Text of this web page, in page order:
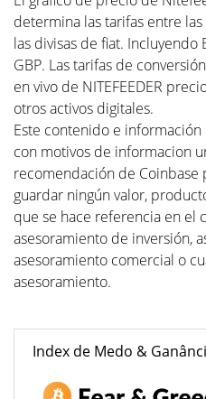
determina las tarifas entre
las divisas de fiat. Incluyendo
GBP. Las tarifas de
en vivo de NITEFEEDER
otros activos digitales.
Este contenido e
con motivos de informacion
recomendación de Coinbase
guardar ningún valor,
que se hace referencia en el
asesoramiento de inversión,
asesoramiento comercial o
asesoramiento.
Index de Medo &